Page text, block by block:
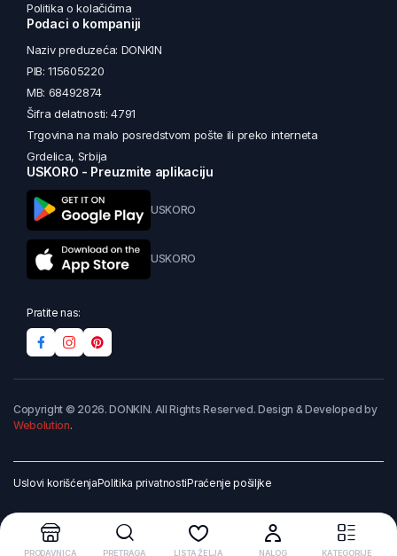
Politika o kolačićima
Podaci o kompaniji
Naziv preduzeća: DONKIN
PIB: 115605220
MB: 68492874
Šifra delatnosti: 4791
Trgovina na malo posredstvom pošte ili preko interneta
Grdelica, Srbija
USKORO - Preuzmite aplikaciju
USKORO
USKORO
Pratite nas:
Copyright © 2026. DONKIN. All Rights Reserved. Design & Developed by
Webolution.
Uslovi korišćenjaPolitika privatnostiPraćenje pošiljke
PRODAVNICA PRETRAGA LISTA ŽELJA NALOG KATEGORIJE